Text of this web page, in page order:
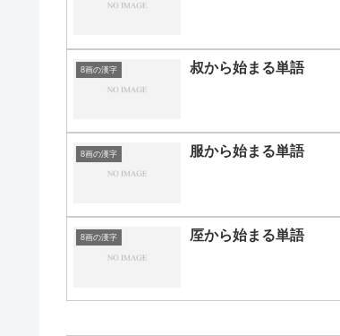
8画の漢字 叔から始まる単語
8画の漢字 服から始まる単語
8画の漢字 厔から始まる単語